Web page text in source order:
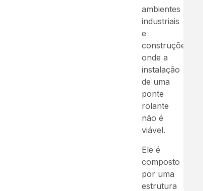
ambientes
industriais
e
construções
onde a
instalação
de uma
ponte
rolante
não é
viável.
Ele é
composto
por uma
estrutura